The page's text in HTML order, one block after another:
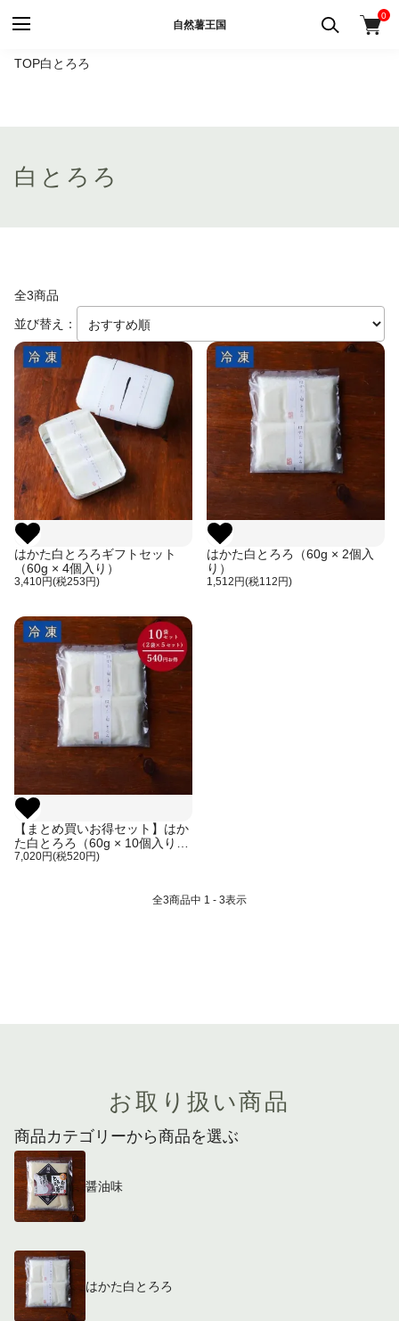
自然薯王国
0
TOP白とろろ
白とろろ
全3商品
並び替え：
はかた白とろろギフトセット
（60g × 4個入り）
3,410円(税253円)
はかた白とろろ（60g × 2個入
り）
1,512円(税112円)
【まとめ買いお得セット】はか
た白とろろ（60g × 10個入り）
（ご自宅用、箱なし）
7,020円(税520円)
全3商品中 1 - 3表示
お取り扱い商品
商品カテゴリーから商品を選ぶ
醤油味
はかた白とろろ